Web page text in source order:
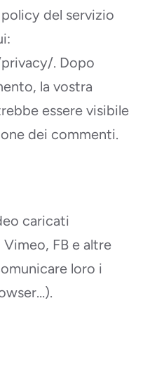
del servizio
. Dopo
la vostra
essere visibile
dei commenti.
caricati
FB e altre
loro i